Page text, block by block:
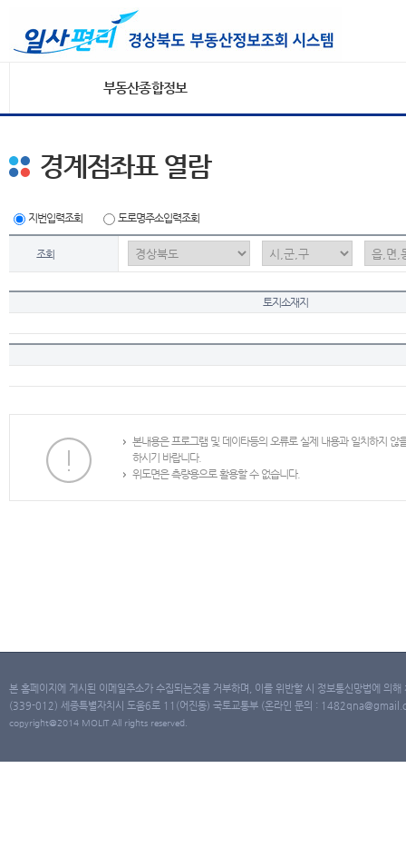
부동산종합정보
경계점좌표 열람
지번입력조회 도로명주소입력조회
조회
토지소재지
본내용은 프로그램 및 데이타등의 오류로 실제 내용과 일치하지
하시기 바랍니다.
위도면은 측량용으로 활용할 수 없습니다.
본 홈페이지에 게시된 이메일주소가 수집되는것을 거부하며, 이를 위반할 시 정보통신망법에 의
(339-012) 세종특별자치시 도움6로 11(어진동) 국토교통부 (온라인 문의 :
copyright@2014 MOLIT All rights reserved.